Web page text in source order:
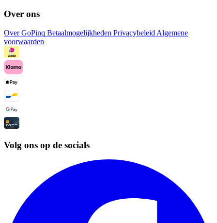
Over ons
Over GoPinq Betaalmogelijkheden Privacybeleid Algemene
voorwaarden
Volg ons op de socials